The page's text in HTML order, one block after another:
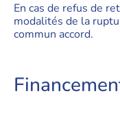
En cas de refus de
modalités de la
commun accord.